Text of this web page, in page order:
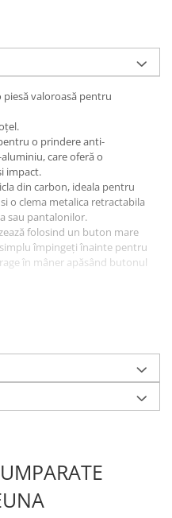
valoroasă pentru
o prindere anti-
care oferă o
impact.
din carbon, ideala pentru
o clema metalica retractabila
sau pantalonilor.
folosind un buton mare
împingeți înainte pentru
în mâner apăsând butonul
grozav este o piesă